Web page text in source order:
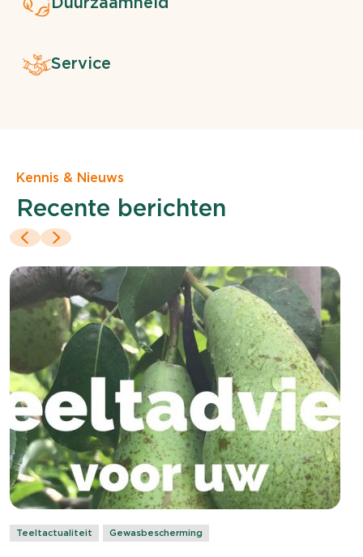
Service
Kennis & Nieuws
Recente berichten
Teeltactualiteit Gewasbescherming